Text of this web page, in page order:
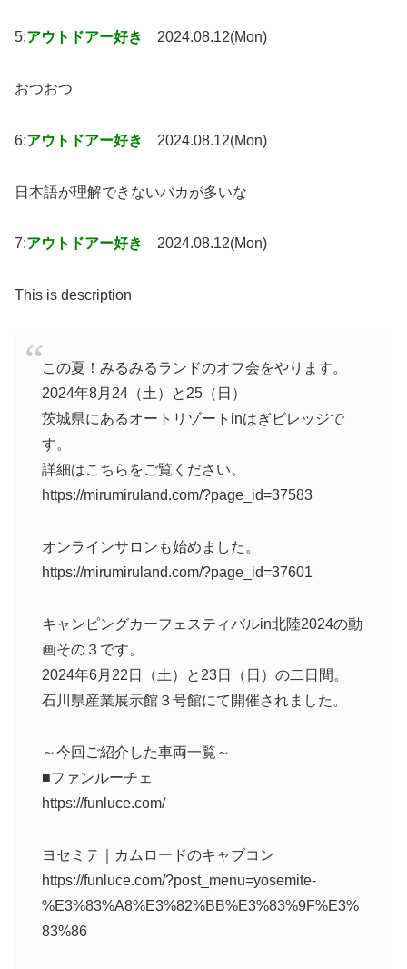
5:アウトドアー好き 2024.08.12(Mon)
おつおつ
6:アウトドアー好き 2024.08.12(Mon)
日本語が理解できないバカが多いな
7:アウトドアー好き 2024.08.12(Mon)
This is description
この夏！みるみるランドのオフ会をやります。
2024年8月24（土）と25（日）
茨城県にあるオートリゾートinはぎビレッジで
す。
詳細はこちらをご覧ください。
https://mirumiruland.com/?page_id=37583
オンラインサロンも始めました。
https://mirumiruland.com/?page_id=37601
キャンピングカーフェスティバルin北陸2024の動
画その３です。
2024年6月22日（土）と23日（日）の二日間。
石川県産業展示館３号館にて開催されました。
～今回ご紹介した車両一覧～
■ファンルーチェ
https://funluce.com/
ヨセミテ｜カムロードのキャブコン
https://funluce.com/?post_menu=yosemite-
%E3%83%A8%E3%82%BB%E3%83%9F%E3%
83%86